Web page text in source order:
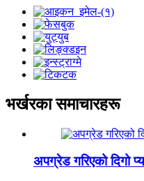
भर्खरका समाचारहरू
अपग्रेड गरिएको दिगो